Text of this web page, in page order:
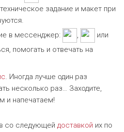
задание и макет при
в мессенджер:
,
или
помогать и отвечать на
. Иногда лучше один раз
несколько раз… Заходите,
и напечатаем!
со следующей доставкой их по